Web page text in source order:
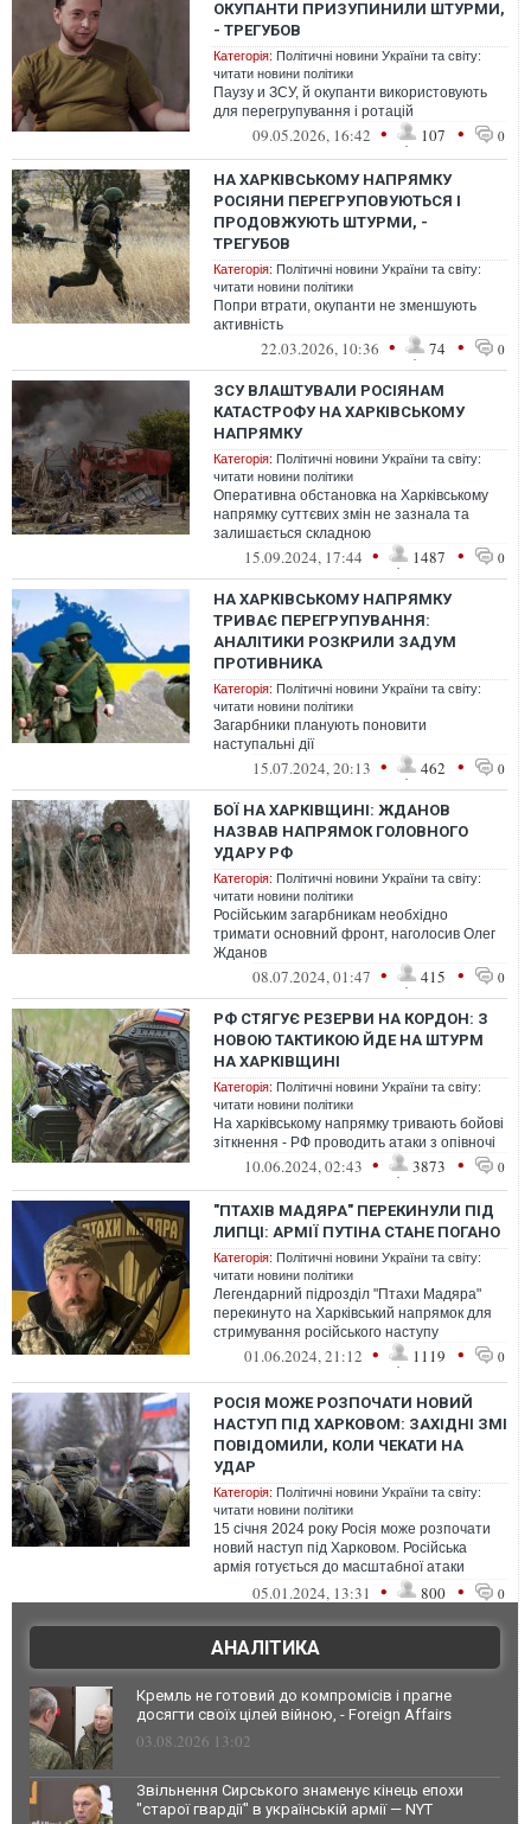
ОКУПАНТИ ПРИЗУПИНИЛИ ШТУРМИ,
- ТРЕГУБОВ
Категорія: Політичні новини України та світу:
читати новини політики
Паузу и ЗСУ, й окупанти використовують
для перегрупування і ротацій
09.05.2026, 16:42 • 107 • 0
НА ХАРКІВСЬКОМУ НАПРЯМКУ
РОСІЯНИ ПЕРЕГРУПОВУЮТЬСЯ І
ПРОДОВЖУЮТЬ ШТУРМИ, -
ТРЕГУБОВ
Категорія: Політичні новини України та світу:
читати новини політики
Попри втрати, окупанти не зменшують
активність
22.03.2026, 10:36 • 74 • 0
ЗСУ ВЛАШТУВАЛИ РОСІЯНАМ
КАТАСТРОФУ НА ХАРКІВСЬКОМУ
НАПРЯМКУ
Категорія: Політичні новини України та світу:
читати новини політики
Оперативна обстановка на Харківському
напрямку суттєвих змін не зазнала та
залишається складною
15.09.2024, 17:44 • 1487 • 0
НА ХАРКІВСЬКОМУ НАПРЯМКУ
ТРИВАЄ ПЕРЕГРУПУВАННЯ:
АНАЛІТИКИ РОЗКРИЛИ ЗАДУМ
ПРОТИВНИКА
Категорія: Політичні новини України та світу:
читати новини політики
Загарбники планують поновити
наступальні дії
15.07.2024, 20:13 • 462 • 0
БОЇ НА ХАРКІВЩИНІ: ЖДАНОВ
НАЗВАВ НАПРЯМОК ГОЛОВНОГО
УДАРУ РФ
Категорія: Політичні новини України та світу:
читати новини політики
Російським загарбникам необхідно
тримати основний фронт, наголосив Олег
Жданов
08.07.2024, 01:47 • 415 • 0
РФ СТЯГУЄ РЕЗЕРВИ НА КОРДОН: З
НОВОЮ ТАКТИКОЮ ЙДЕ НА ШТУРМ
НА ХАРКІВЩИНІ
Категорія: Політичні новини України та світу:
читати новини політики
На харківському напрямку тривають бойові
зіткнення - РФ проводить атаки з опівночі
10.06.2024, 02:43 • 3873 • 0
"ПТАХІВ МАДЯРА" ПЕРЕКИНУЛИ ПІД
ЛИПЦІ: АРМІЇ ПУТІНА СТАНЕ ПОГАНО
Категорія: Політичні новини України та світу:
читати новини політики
Легендарний підрозділ "Птахи Мадяра"
перекинуто на Харківський напрямок для
стримування російського наступу
01.06.2024, 21:12 • 1119 • 0
РОСІЯ МОЖЕ РОЗПОЧАТИ НОВИЙ
НАСТУП ПІД ХАРКОВОМ: ЗАХІДНІ ЗМІ
ПОВІДОМИЛИ, КОЛИ ЧЕКАТИ НА
УДАР
Категорія: Політичні новини України та світу:
читати новини політики
15 січня 2024 року Росія може розпочати
новий наступ під Харковом. Російська
армія готується до масштабної атаки
на Куп'янськ та прилеглі території.
05.01.2024, 13:31 • 800 • 0
АНАЛІТИКА
Кремль не готовий до компромісів і прагне
досягти своїх цілей війною, - Foreign Affairs
03.08.2026 13:02
Звільнення Сирського знаменує кінець епохи
"старої гвардії" в українській армії — NYT